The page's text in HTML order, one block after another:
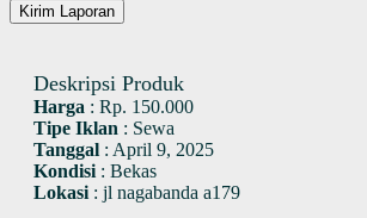
Kirim Laporan
Deskripsi Produk
Harga : Rp. 150.000
Tipe Iklan : Sewa
Tanggal : April 9, 2025
Kondisi : Bekas
Lokasi : jl nagabanda a179